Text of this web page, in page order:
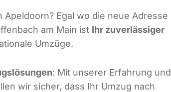
Apeldoorn? Egal wo die neue Adresse
am Main ist Ihr zuverlässiger
Umzüge.
: Mit unserer Erfahrung und
wir sicher, dass Ihr Umzug nach